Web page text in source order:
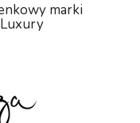
marki